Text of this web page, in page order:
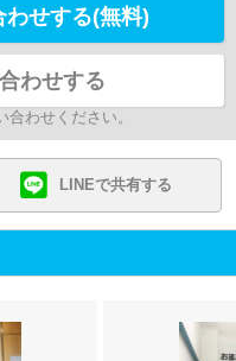
せする(無料)
わせする
わせください。
LINEで共有する